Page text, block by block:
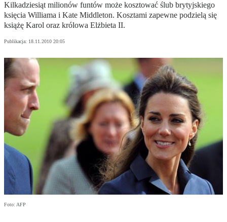
Kilkadziesiąt milionów funtów może kosztować ślub brytyjskiego
księcia Williama i Kate Middleton. Kosztami zapewne podzielą się
książę Karol oraz królowa Elżbieta II.
Publikacja: 18.11.2010 20:05
Foto: AFP